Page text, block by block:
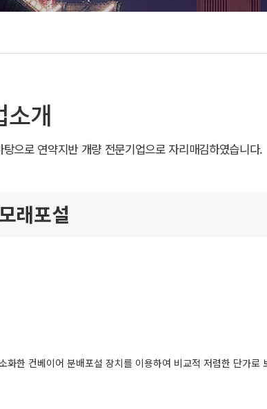
소개
으로 연약지반 개량 전문기업으로 자리매김하였습니다.
래포설
한 컨베이어 분배포설 장치를 이용하여 비교적 저렴한 단가로